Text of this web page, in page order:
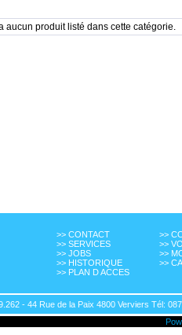
a aucun produit listé dans cette catégorie.
>> CONTACT
>> SERVICES
>> JOBS
>> HISTORIQUE
>> PLAN D ACCES
>>
>>
>>
>>
- 44 Rue de la Paix 4800 Verviers Tél: